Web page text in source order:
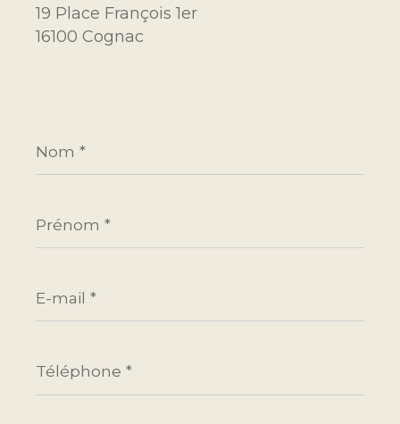
19 Place François 1er
16100 Cognac
*
*
mail
*
*